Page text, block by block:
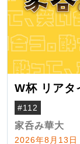
W杯 リアタ
#112
家呑み華大
2026年8月13